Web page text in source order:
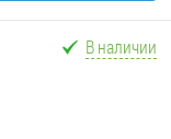
В наличии